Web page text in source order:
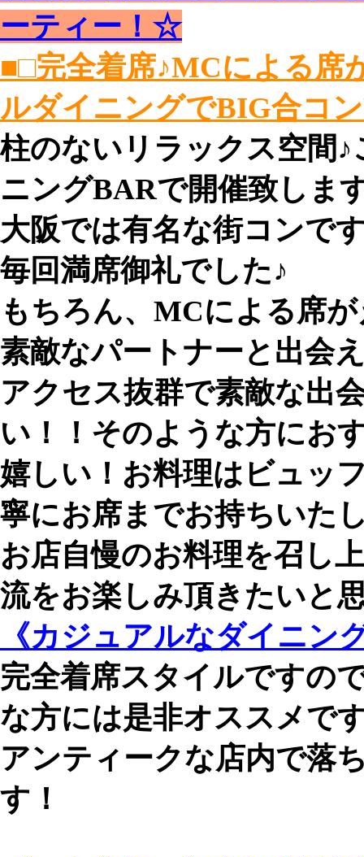
ーティー！☆
■□完全着席♪MCによる席
ルダイニングでBIG合コ
柱のないリラックス空間
ニングBARで開催致しま
大阪では有名な街コンで
毎回満席御礼でした♪
もちろん、MCによる席
素敵なパートナーと出会
アクセス抜群で素敵な出
い！！そのような方にお
嬉しい！お料理はビュッ
寧にお席までお持ちいた
お店自慢のお料理を召し
流をお楽しみ頂きたいと
《カジュアルなダイニン
完全着席スタイルですの
な方には是非オススメで
アンティークな店内で落
す！